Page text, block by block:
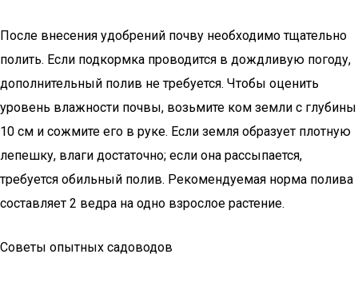
После внесения удобрений почву необходимо тщательно
полить. Если подкормка проводится в дождливую погоду,
дополнительный полив не требуется. Чтобы оценить
уровень влажности почвы, возьмите ком земли с глубины
10 см и сожмите его в руке. Если земля образует плотную
лепешку, влаги достаточно; если она рассыпается,
требуется обильный полив. Рекомендуемая норма полива
составляет 2 ведра на одно взрослое растение.
Советы опытных садоводов